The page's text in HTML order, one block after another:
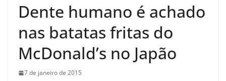
Dente humano é achado
nas batatas fritas do
McDonald’s no Japão
7 de janeiro de 2015